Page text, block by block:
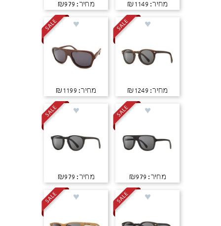
מחיר: ₪1149 מחיר: ₪979
מחיר: ₪1249 מחיר: ₪1199
מחיר: ₪979 מחיר: ₪979